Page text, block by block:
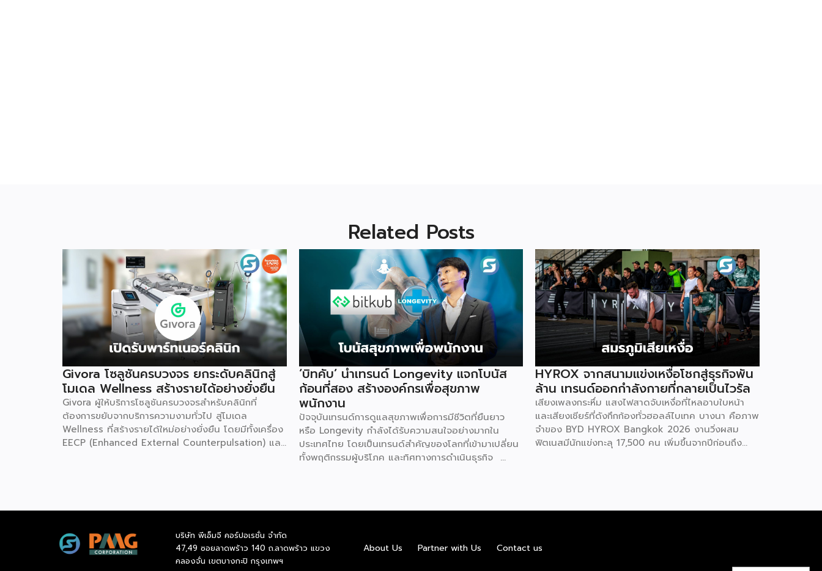
Related Posts
Givora โซลูชันครบวงจร ยกระดับคลินิกสู่
โมเดล Wellness สร้างรายได้อย่างยั่งยืน
Givora ผู้ให้บริการโซลูชันครบวงจรสำหรับคลินิกที่
ต้องการขยับจากบริการความงามทั่วไป สู่โมเดล
Wellness ที่สร้างรายได้ใหม่อย่างยั่งยืน โดยมีทั้งเครื่อง
EECP (Enhanced External Counterpulsation) และ
การใช้งาน เหมาะสำหรับคลินิกที่ต้องการสร้างรายได้เพิ่ม
มองเห็นกับดักที่ทำให้อุตสาหกรรมสุขภาพ-ความงามไปไม่
ถึงเป้าหมาย Givora ไม่ได้เริ่มต้นจากการขายเครื่องมือ
เพียงอย่างเดียว แต่เกิดจากการมองเห็นว่าผู้ประกอบการ
‘บิทคับ’ นำเทรนด์ Longevity แจกโบนัส
ก้อนที่สอง สร้างองค์กรเพื่อสุขภาพ
พนักงาน
ปัจจุบันเทรนด์การดูแลสุขภาพเพื่อการมีชีวิตที่ยืนยาว
หรือ Longevity กำลังได้รับความสนใจอย่างมากใน
ประเทศไทย โดยเป็นเทรนด์สำคัญของโลกที่เข้ามาเปลี่ยน
ทั้งพฤติกรรมผู้บริโภค และทิศทางการดำเนินธุรกิจ
ธุรกิจสู่คอมมูนิตี้สุขภาพ “StayGold” ได้ประกาศนโยบาย
สุขภาพอย่างจริงจัง และผลักดันบิทคับให้เป็นองค์กรยุค
HYROX จากสนามแข่งเหงื่อโชกสู่ธุรกิจพัน
ล้าน เทรนด์ออกกำลังกายที่กลายเป็นไวรัล
เสียงเพลงกระหึ่ม แสงไฟสาดจับเหงื่อที่ไหลอาบใบหน้า
และเสียงเชียร์ที่ดังกึกก้องทั่วฮอลล์ไบเทค บางนา คือภาพ
จำของ BYD HYROX Bangkok 2026 งานวิ่งผสม
ฟิตเนสมีนักแข่งทะลุ 17,500 คน เพิ่มขึ้นจากปีก่อนถึง
ไม่ใช่แค่มาเปิดงาน นี่ไม่ใช่แค่กระแสฟิตเนสธรรมดา แต่
มหาศาลให้กับผู้ประกอบการ SME ไทยที่มองเห็นก่อนใคร
HYROX ก่อตั้งในเยอรมนีเมื่อปี 2017 โดย Moritz
บริษัท พีเอ็มจี คอร์ปอเรชั่น จำกัด
47,49 ซอยลาดพร้าว 140 ถ.ลาดพร้าว แขวง
คลองจั่น เขตบางกะปิ กรุงเทพฯ
About Us Partner with Us Contact us